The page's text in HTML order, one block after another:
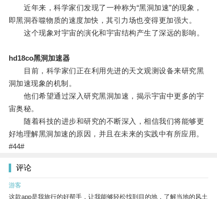
近年来，科学家们发现了一种称为“黑洞加速”的现象，
即黑洞吞噬物质的速度加快，其引力场也变得更加强大。
这个现象对宇宙的演化和宇宙结构产生了深远的影响。
hd18co黑洞加速器
目前，科学家们正在利用先进的天文观测设备来研究黑
洞加速现象的机制。
他们希望通过深入研究黑洞加速，揭示宇宙中更多的宇
宙奥秘。
随着科技的进步和研究的不断深入，相信我们将能够更
好地理解黑洞加速的原因，并且在未来的实践中有所应用。
#44#
评论
游客
这款app是我旅行的好帮手，让我能够轻松找到目的地，了解当地的风土